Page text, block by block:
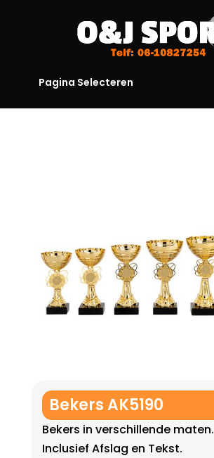
Pagina Selecteren
Bekers AK5190
Bekers in verschillende maten.
Inclusief Afslag en Tekst.